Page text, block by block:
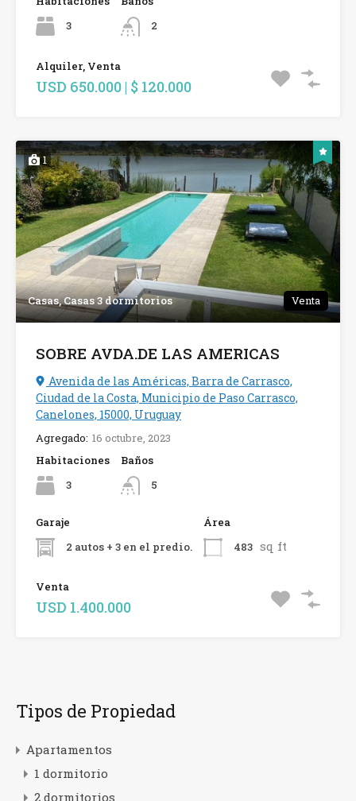
3
2
Alquiler, Venta
USD 650.000 | $ 120.000
1
Casas, Casas 3 dormitorios Venta
SOBRE AVDA.DE LAS AMERICAS
Avenida de las Américas, Barra de Carrasco,
Ciudad de la Costa, Municipio de Paso Carrasco,
Canelones, 15000, Uruguay
Agregado: 16 octubre, 2023
Habitaciones
3
Baños
5
Garaje
2 autos + 3 en el predio.
Área
483 sq ft
Venta
USD 1.400.000
Tipos de Propiedad
Apartamentos
1 dormitorio
2 dormitorios